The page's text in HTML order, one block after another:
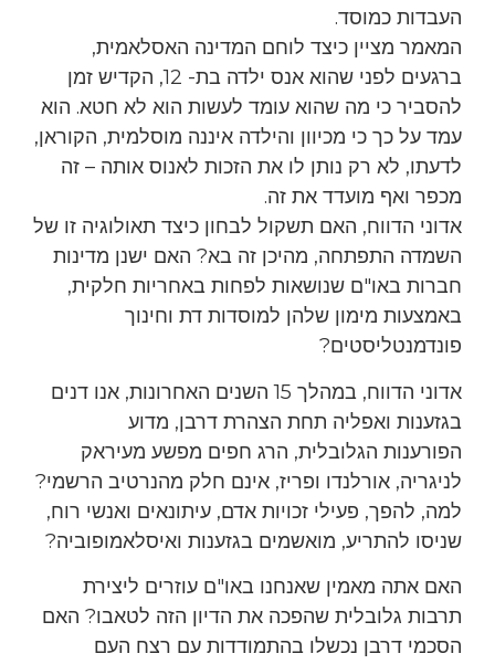
העבדות כמוסד.
המאמר מציין כיצד לוחם המדינה האסלאמית,
ברגעים לפני שהוא אנס ילדה בת- 12, הקדיש זמן
להסביר כי מה שהוא עומד לעשות הוא לא חטא. הוא
עמד על כך כי מכיוון והילדה איננה מוסלמית, הקוראן,
לדעתו, לא רק נותן לו את הזכות לאנוס אותה – זה
מכפר ואף מועדד את זה.
אדוני הדווח, האם תשקול לבחון כיצד תאולוגיה זו של
השמדה התפתחה, מהיכן זה בא? האם ישנן מדינות
חברות באו"ם שנושאות לפחות באחריות חלקית,
באמצעות מימון שלהן למוסדות דת וחינוך
פונדמנטליסטים?
אדוני הדווח, במהלך 15 השנים האחרונות, אנו דנים
בגזענות ואפליה תחת הצהרת דרבן, מדוע
הפורענות הגלובלית, הרג חפים מפשע מעיראק
לניגריה, אורלנדו ופריז, אינם חלק מהנרטיב הרשמי?
למה, להפך, פעילי זכויות אדם, עיתונאים ואנשי רוח,
שניסו להתריע, מואשמים בגזענות ואיסלאמופוביה?
האם אתה מאמין שאנחנו באו"ם עוזרים ליצירת
תרבות גלובלית שהפכה את הדיון הזה לטאבו? האם
הסכמי דרבן נכשלו בהתמודדות עם רצח העם